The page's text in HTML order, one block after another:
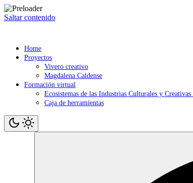
Saltar contenido
Home
Proyectos
Vivero creativo
Magdalena Caldense
Formación virtual
Ecosistemas de las Industrias Culturales y
Caja de herramientas